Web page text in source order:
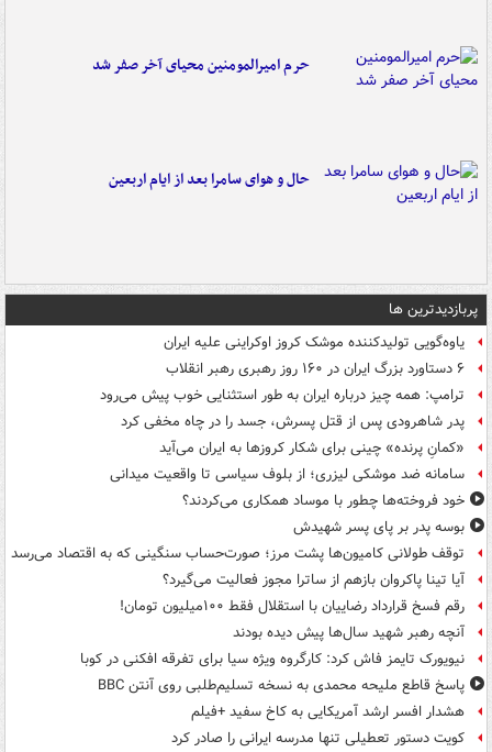
حرم امیرالمومنین محیای آخر صفر شد
حال و هوای سامرا بعد از ایام اربعین
پربازدیدترین ها
یاوه‌گویی تولیدکننده موشک کروز اوکراینی علیه ایران
۶ دستاورد بزرگ ایران در ۱۶۰ روز رهبری رهبر انقلاب
ترامپ: همه چیز درباره ایران به طور استثنایی خوب پیش می‌رود
پدر شاهرودی پس از قتل پسرش، جسد را در چاه مخفی کرد
«کمانِ پرنده» چینی برای شکار کروزها به ایران می‌آید
سامانه ضد موشکی لیزری؛ از بلوف سیاسی تا واقعیت میدانی
خود فروخته‌ها چطور با موساد همکاری می‌کردند؟
بوسه‌ پدر بر پای پسر شهیدش
توقف طولانی کامیون‌ها پشت مرز؛ صورت‌حساب سنگینی که به اقتصاد می‌رسد
آیا تینا پاکروان بازهم از ساترا مجوز فعالیت می‌گیرد؟
رقم فسخ قرارداد رضاییان با استقلال فقط ۱۰۰میلیون تومان!
آنچه رهبر شهید سال‌ها پیش دیده بودند
نیویورک تایمز فاش کرد: کارگروه ویژه سیا برای تفرقه افکنی در کوبا
پاسخ قاطع ملیحه محمدی به نسخه تسلیم‌طلبی روی آنتن BBC
هشدار افسر ارشد آمریکایی به کاخ سفید +فیلم
کویت دستور تعطیلی تنها مدرسه ایرانی را صادر کرد